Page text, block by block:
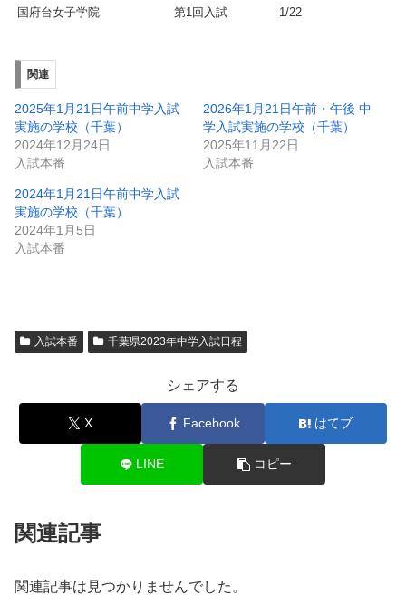
国府台女子学院
第1回入試 1/22
関連
2025年1月21日午前中学入試
実施の学校（千葉）
2024年12月24日
入試本番
2026年1月21日午前・午後 中
学入試実施の学校（千葉）
2025年11月22日
入試本番
2024年1月21日午前中学入試
実施の学校（千葉）
2024年1月5日
入試本番
入試本番 千葉県2023年中学入試日程
シェアする
X Facebook はてブ
LINE コピー
関連記事
関連記事は見つかりませんでした。